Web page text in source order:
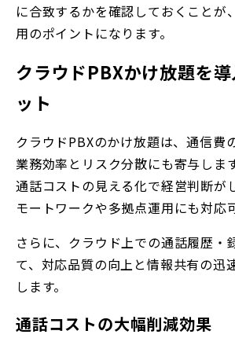
に合致するかを確認しておくことが
用のポイントになります。
クラウドPBXかけ放題を
ット
クラウドPBXのかけ放題は、通信費
業務効率とリスク分散にも寄与します
通話コストの見える化で経営判断が
モートワークや多拠点運用にも対応
さらに、クラウド上での通話履歴・
て、対応品質の向上と情報共有の迅
します。
通話コストの大幅削減効果